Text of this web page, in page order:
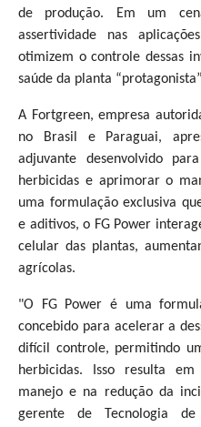
de produção. Em um
assertividade nas
otimizem o controle dessas
saúde da planta
A Fortgreen, empresa
no Brasil e Paraguai,
adjuvante desenvolvido
herbicidas e aprimorar o
uma formulação exclusiva
e aditivos, o FG Power
celular das plantas,
agrícolas.
"O FG Power é uma
concebido para acelerar a
difícil controle, permitindo
herbicidas. Isso resulta
manejo e na redução da
gerente de Tecnologia